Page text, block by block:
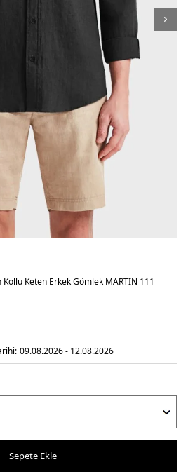
Keten Erkek Gömlek MARTIN 111
09.08.2026 - 12.08.2026
Sepete Ekle